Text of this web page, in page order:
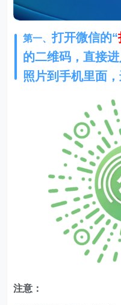
第一、打开微信的“
的二维码，直接
照片到手机里面，
注意：